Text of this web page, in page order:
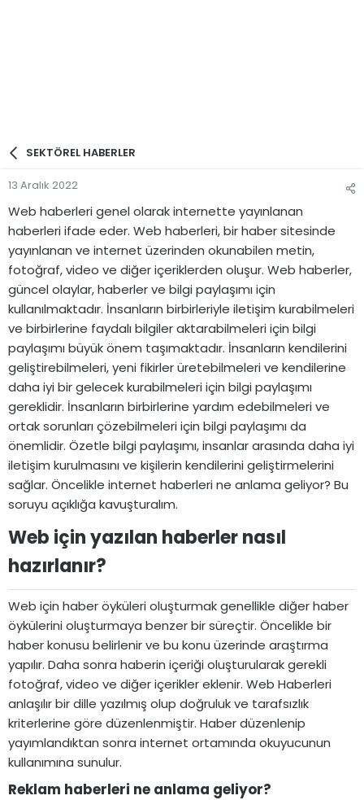
SEKTÖREL HABERLER
13 Aralık 2022
Web haberleri genel olarak internette yayınlanan
haberleri ifade eder. Web haberleri, bir haber sitesinde
yayınlanan ve internet üzerinden okunabilen metin,
fotoğraf, video ve diğer içeriklerden oluşur. Web haberler,
güncel olaylar, haberler ve bilgi paylaşımı için
kullanılmaktadır. İnsanların birbirleriyle iletişim kurabilmeleri
ve birbirlerine faydalı bilgiler aktarabilmeleri için bilgi
paylaşımı büyük önem taşımaktadır. İnsanların kendilerini
geliştirebilmeleri, yeni fikirler üretebilmeleri ve kendilerine
daha iyi bir gelecek kurabilmeleri için bilgi paylaşımı
gereklidir. İnsanların birbirlerine yardım edebilmeleri ve
ortak sorunları çözebilmeleri için bilgi paylaşımı da
önemlidir. Özetle bilgi paylaşımı, insanlar arasında daha iyi
iletişim kurulmasını ve kişilerin kendilerini geliştirmelerini
sağlar. Öncelikle internet haberleri ne anlama geliyor? Bu
soruyu açıklığa kavuşturalım.
Web için yazılan haberler nasıl
hazırlanır?​
Web için haber öyküleri oluşturmak genellikle diğer haber
öykülerini oluşturmaya benzer bir süreçtir. Öncelikle bir
haber konusu belirlenir ve bu konu üzerinde araştırma
yapılır. Daha sonra haberin içeriği oluşturularak gerekli
fotoğraf, video ve diğer içerikler eklenir. Web Haberleri
anlaşılır bir dille yazılmış olup doğruluk ve tarafsızlık
kriterlerine göre düzenlenmiştir. Haber düzenlenip
yayımlandıktan sonra internet ortamında okuyucunun
kullanımına sunulur.
Reklam haberleri ne anlama geliyor?​